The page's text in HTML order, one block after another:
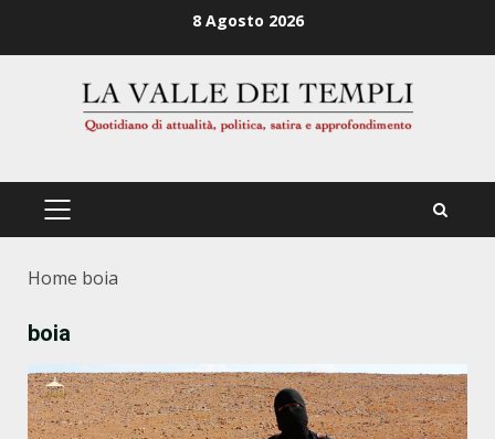
8 Agosto 2026
PRIMÄRES
Home boia
boia